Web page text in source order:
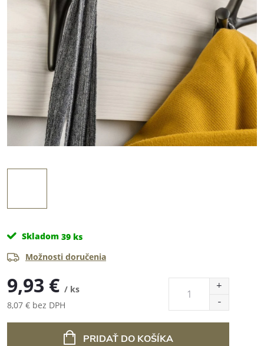
Skladom 39 ks
Možnosti doručenia
9,93 € / ks
8,07 € bez DPH
PRIDAŤ DO KOŠÍKA